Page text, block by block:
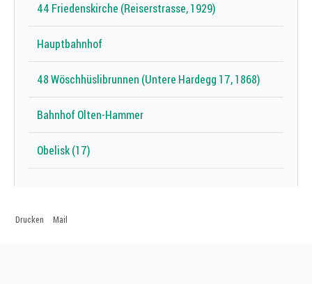
44 Friedenskirche (Reiserstrasse, 1929)
Hauptbahnhof
48 Wöschhüslibrunnen (Untere Hardegg 17, 1868)
Bahnhof Olten-Hammer
Obelisk (17)
Drucken Mail